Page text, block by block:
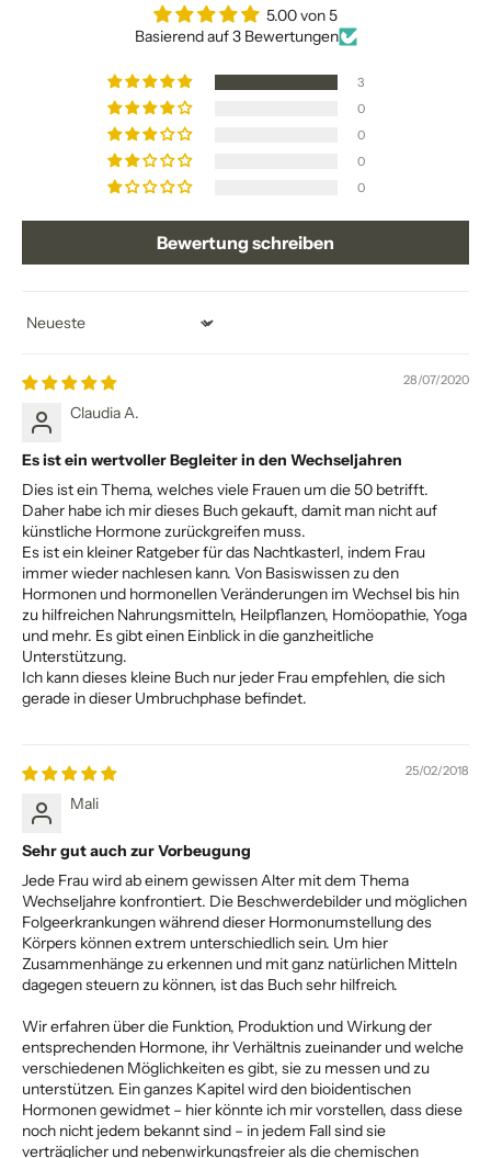
5.00 von 5
Basierend auf 3 Bewertungen
3
0
0
0
0
Bewertung schreiben
Sort by
28/07/2020
Claudia A.
Es ist ein wertvoller Begleiter in den Wechseljahren
Dies ist ein Thema, welches viele Frauen um die 50 betrifft.
Daher habe ich mir dieses Buch gekauft, damit man nicht auf
künstliche Hormone zurückgreifen muss.
Es ist ein kleiner Ratgeber für das Nachtkasterl, indem Frau
immer wieder nachlesen kann. Von Basiswissen zu den
Hormonen und hormonellen Veränderungen im Wechsel bis hin
zu hilfreichen Nahrungsmitteln, Heilpflanzen, Homöopathie, Yoga
und mehr. Es gibt einen Einblick in die ganzheitliche
Unterstützung.
Ich kann dieses kleine Buch nur jeder Frau empfehlen, die sich
gerade in dieser Umbruchphase befindet.
25/02/2018
Mali
Sehr gut auch zur Vorbeugung
Jede Frau wird ab einem gewissen Alter mit dem Thema
Wechseljahre konfrontiert. Die Beschwerdebilder und möglichen
Folgeerkrankungen während dieser Hormonumstellung des
Körpers können extrem unterschiedlich sein. Um hier
Zusammenhänge zu erkennen und mit ganz natürlichen Mitteln
dagegen steuern zu können, ist das Buch sehr hilfreich.
Wir erfahren über die Funktion, Produktion und Wirkung der
entsprechenden Hormone, ihr Verhältnis zueinander und welche
verschiedenen Möglichkeiten es gibt, sie zu messen und zu
unterstützen. Ein ganzes Kapitel wird den bioidentischen
Hormonen gewidmet – hier könnte ich mir vorstellen, dass diese
noch nicht jedem bekannt sind – in jedem Fall sind sie
verträglicher und nebenwirkungsfreier als die chemischen